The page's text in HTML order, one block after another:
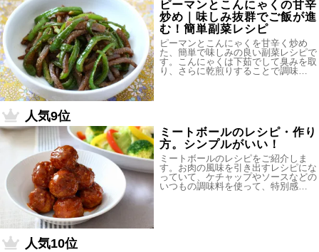
ピーマンとこんにゃくの甘辛
炒め｜味しみ抜群でご飯が進
む！簡単副菜レシピ
ピーマンとこんにゃくを甘辛く炒め
た、簡単で味しみの良い副菜レシピで
す。こんにゃくは下茹でして臭みを取
り、さらに乾煎りすることで調味…
人気9位
ミートボールのレシピ・作り
方。シンプルがいい！
ミートボールのレシピをご紹介しま
す。お肉の風味を引き出すレシピにな
っていて、ケチャップやソースなどの
いつもの調味料を使って、特別感…
人気10位